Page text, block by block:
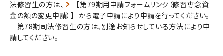
法修習生の方は、
【第79期用申請フォームリンク（修習専念資
金の額の変更申請）】 から電子申請により申請を行ってください。
第78期司法修習生の方は、別途お知らせしている方法により申
請してください。